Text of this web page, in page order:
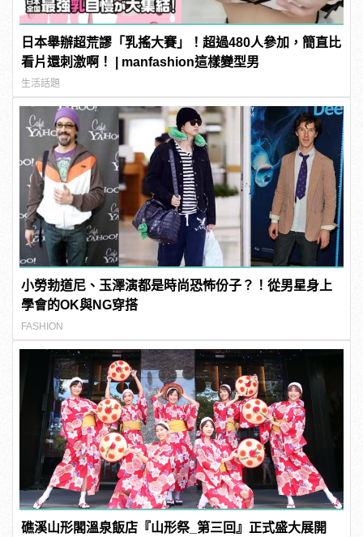
日本舉辦超荒謬「乳搖大賽」！超過480人參加，簡直比
看片還刺激啊！ | manfashion這樣變型男
生活話題
小勞勃道尼、玉澤演都是時尚恐怖份子？！從男星身上
學會的OK與NG穿搭
FASHION
礁溪山形閣溫泉飯店『山形祭_第三回』正式盛大展開